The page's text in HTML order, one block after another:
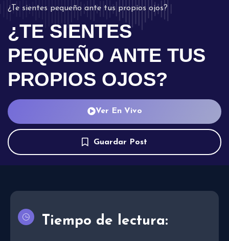
¿Te sientes pequeño ante tus propios ojos?
¿TE SIENTES
PEQUEÑO ANTE TUS
PROPIOS OJOS?
Ver En Vivo
Guardar Post
Tiempo de lectura: